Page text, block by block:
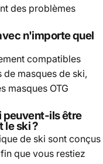
des problèmes
n'importe quel
compatibles
masques de ski,
masques OTG
peuvent-ils être
le ski ?
de ski sont conçus
que vous restiez